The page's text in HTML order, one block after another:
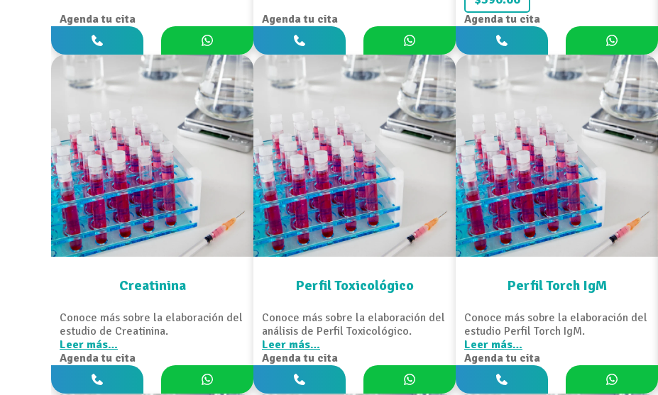
Agenda tu cita Agenda tu cita Agenda tu cita
Creatinina
Conoce más sobre la elaboración del
estudio de Creatinina.
Leer más…
Agenda tu cita
Perfil Toxicológico
Conoce más sobre la elaboración del
análisis de Perfil Toxicológico.
Leer más…
Agenda tu cita
Perfil Torch IgM
Conoce más sobre la elaboración del
estudio Perfil Torch IgM.
Leer más…
Agenda tu cita